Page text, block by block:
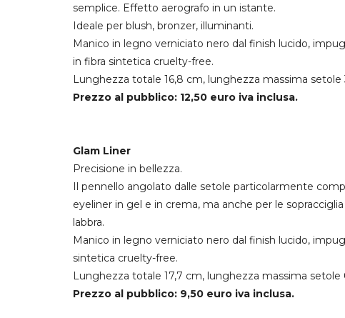
semplice. Effetto aerografo in un istante.
Ideale per blush, bronzer, illuminanti.
Manico in legno verniciato nero dal finish lucido,
in fibra sintetica cruelty-free.
Lunghezza totale 16,8 cm, lunghezza massima setole
Prezzo al pubblico: 12,50 euro iva inclusa.
Glam Liner
Precisione in bellezza.
Il pennello angolato dalle setole particolarmente
eyeliner in gel e in crema, ma anche per le
labbra.
Manico in legno verniciato nero dal finish lucido,
sintetica cruelty-free.
Lunghezza totale 17,7 cm, lunghezza massima setole
Prezzo al pubblico: 9,50 euro iva inclusa.